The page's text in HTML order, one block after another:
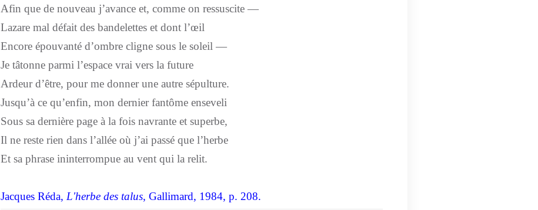
Afin que de nouveau j’avance et, comme on ressuscite —
Lazare mal défait des bandelettes et dont l’œil
Encore épouvanté d’ombre cligne sous le soleil —
Je tâtonne parmi l’espace vrai vers la future
Ardeur d’être, pour me donner une autre sépulture.
Jusqu’à ce qu’enfin, mon dernier fantôme enseveli
Sous sa dernière page à la fois navrante et superbe,
Il ne reste rien dans l’allée où j’ai passé que l’herbe
Et sa phrase ininterrompue au vent qui la relit.
Jacques Réda, L'herbe des talus, Gallimard, 1984, p. 208.